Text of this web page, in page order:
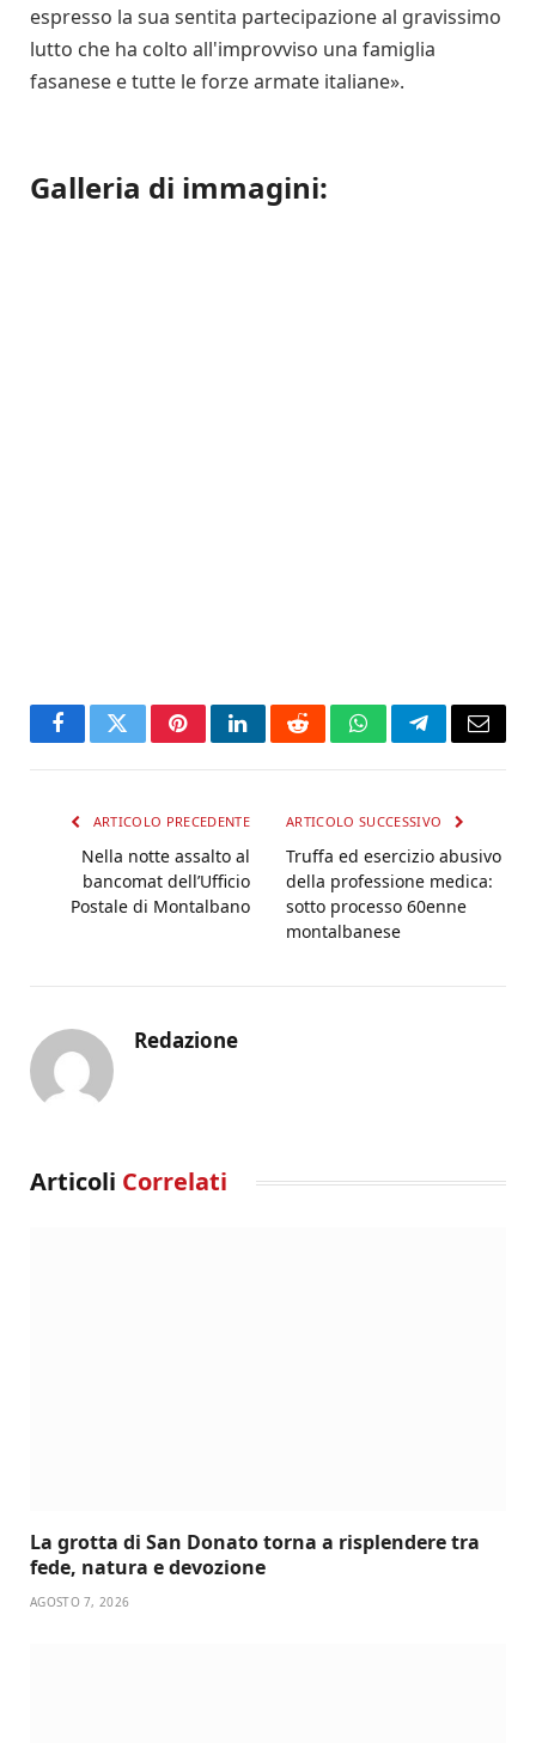
espresso la sua sentita partecipazione al gravissimo
lutto che ha colto all'improvviso una famiglia
fasanese e tutte le forze armate italiane».
Galleria di immagini:
FacebookTwitterPinterestLinkedInRedditWhatsAppTelegramEmail
ARTICOLO PRECEDENTE
Nella notte assalto al
bancomat dell’Ufficio
Postale di Montalbano
ARTICOLO SUCCESSIVO
Truffa ed esercizio abusivo
della professione medica:
sotto processo 60enne
montalbanese
Redazione
Articoli Correlati
La grotta di San Donato torna a risplendere tra
fede, natura e devozione
AGOSTO 7, 2026